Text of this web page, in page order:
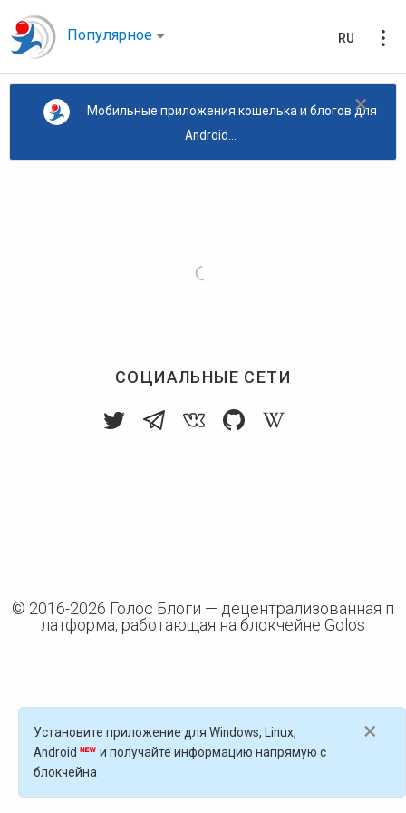
Популярное RU
×
Мобильные приложения кошелька и блогов для
Android...
СОЦИАЛЬНЫЕ СЕТИ
© 2016-2026 Голос Блоги — децентрализованная п
латформа, работающая на блокчейне Golos
×
Установите приложение для Windows, Linux,
Android
и получайте информацию напрямую с
блокчейна